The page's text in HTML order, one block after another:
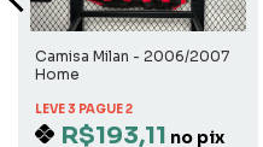
Camisa Milan - 2006/2007
Home
LEVE 3 PAGUE 2
R$193,11 no pix